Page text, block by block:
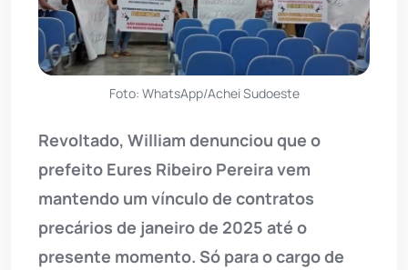
Foto: WhatsApp/Achei Sudoeste
Revoltado, William denunciou que o
prefeito Eures Ribeiro Pereira vem
mantendo um vínculo de contratos
precários de janeiro de 2025 até o
presente momento. Só para o cargo de